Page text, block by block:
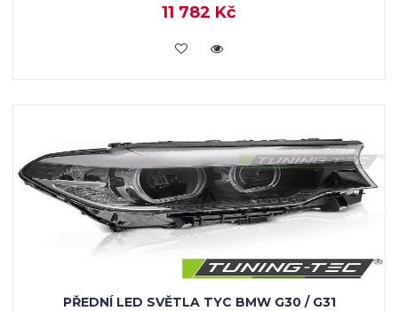
11 782 Kč
KOUPIT
PŘEDNÍ LED SVĚTLA TYC BMW G30 / G31